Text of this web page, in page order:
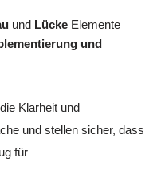
und Lücke Elemente
und
Klarheit und
und stellen sicher, dass
für